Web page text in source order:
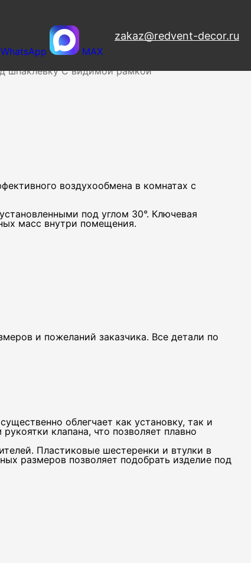
шпаклевку С видимой рамкой
воздухообмена в комнатах с
под углом 30°. Ключевая
масс внутри помещения.
и пожеланий заказчика. Все детали по
облегчает как установку, так и
клапана, что позволяет плавно
Пластиковые шестеренки и втулки в
размеров позволяет подобрать изделие под
WhatsApp MAX
zakaz@redvent-decor.ru